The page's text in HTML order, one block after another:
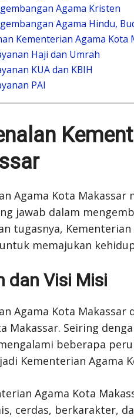
Agama Kristen
Agama Hindu,
Kementerian Agama Kota
Haji dan Umrah
KUA dan KBIH
PAI
Agama Kota
jawab dalam
tugasnya,
memajukan
dan Visi Misi
Agama Kota
Makassar. Seiring
beberapa
Kementerian Agama
Agama Kota
cerdas, berkarakter,